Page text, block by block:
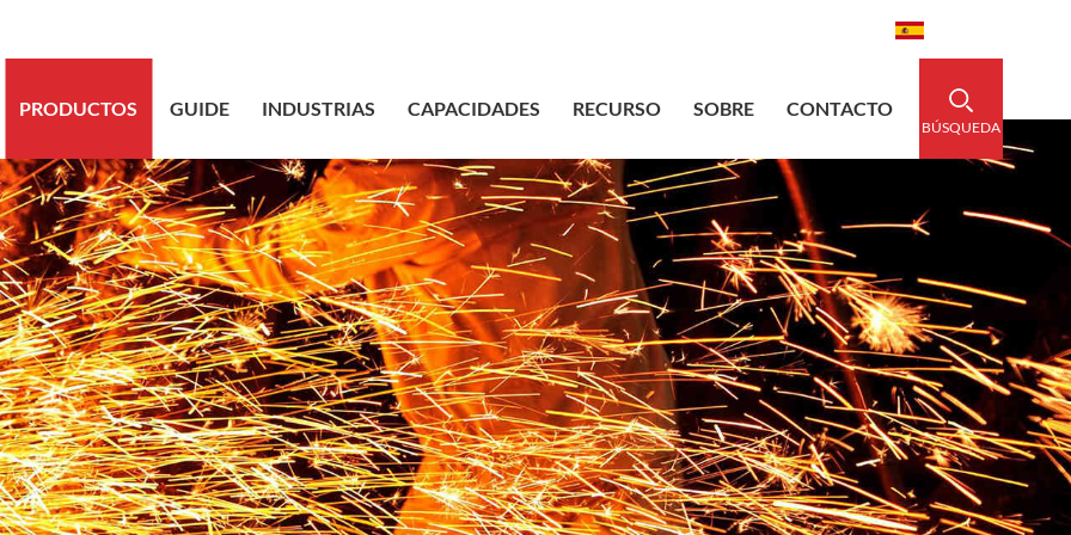
BÚSQUEDA
PRODUCTOS GUIDE INDUSTRIAS CAPACIDADES RECURSO SOBRE CONTACTO